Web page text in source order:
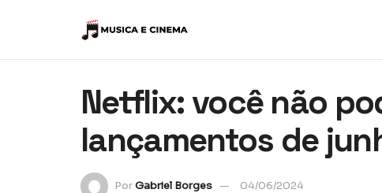
Netflix: você não
lançamentos de
PorGabriel Borges 04/06/2024